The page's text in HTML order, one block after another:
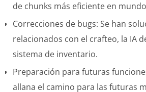
de chunks más eficiente en
Correcciones de bugs: Se han
relacionados con el crafteo, la IA
sistema de inventario.
Preparación para futuras
allana el camino para las futuras